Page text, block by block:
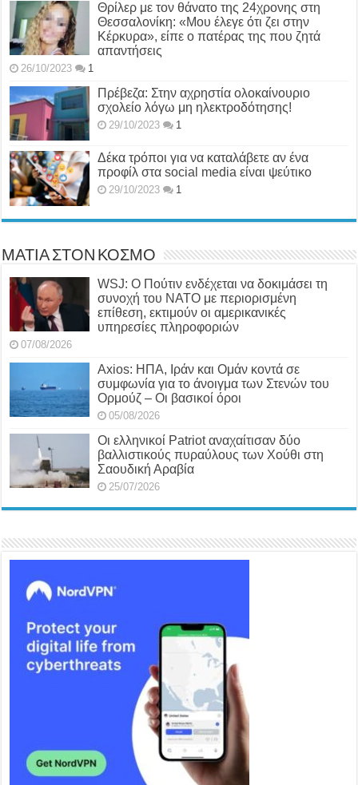
Θρίλερ με τον θάνατο της 24χρονης στη
Θεσσαλονίκη: «Μου έλεγε ότι ζει στην
Κέρκυρα», είπε ο πατέρας της που ζητά
απαντήσεις
26/10/2023 1
Πρέβεζα: Στην αχρηστία ολοκαίνουριο
σχολείο λόγω μη ηλεκτροδότησης!
29/10/2023 1
Δέκα τρόποι για να καταλάβετε αν ένα
προφίλ στα social media είναι ψεύτικο
29/10/2023 1
ΜΑΤΙΑ ΣΤΟΝ ΚΟΣΜΟ
WSJ: Ο Πούτιν ενδέχεται να δοκιμάσει τη
συνοχή του ΝΑΤΟ με περιορισμένη
επίθεση, εκτιμούν οι αμερικανικές
υπηρεσίες πληροφοριών
07/08/2026
Axios: ΗΠΑ, Ιράν και Ομάν κοντά σε
συμφωνία για το άνοιγμα των Στενών του
Ορμούζ – Οι βασικοί όροι
05/08/2026
Οι ελληνικοί Patriot αναχαίτισαν δύο
βαλλιστικούς πυραύλους των Χούθι στη
Σαουδική Αραβία
25/07/2026